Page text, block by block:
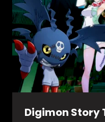
Digimon Story